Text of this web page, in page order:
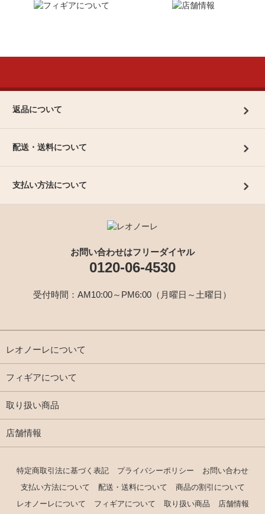
返品について
配送・送料について
支払い方法について
お問い合わせはフリーダイヤル
0120-06-4530
受付時間：AM10:00～PM6:00（月曜日～土曜日）
レオノーレについて
フィギアについて
取り扱い商品
店舗情報
特定商取引法に基づく表記 プライバシーポリシー
お問い合わせ
支払い方法について
配送・送料について
商品の割引について
レオノーレについて
フィギアについて 取り扱い商品 店舗情報